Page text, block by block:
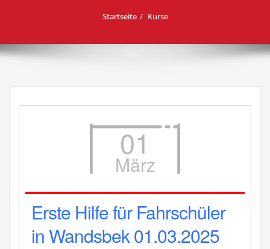
Startseite Kurse
01
März
Erste Hilfe für Fahrschüler
in Wandsbek 01.03.2025